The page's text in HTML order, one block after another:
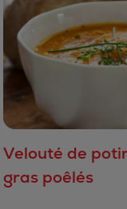
Velouté de
gras poêlés